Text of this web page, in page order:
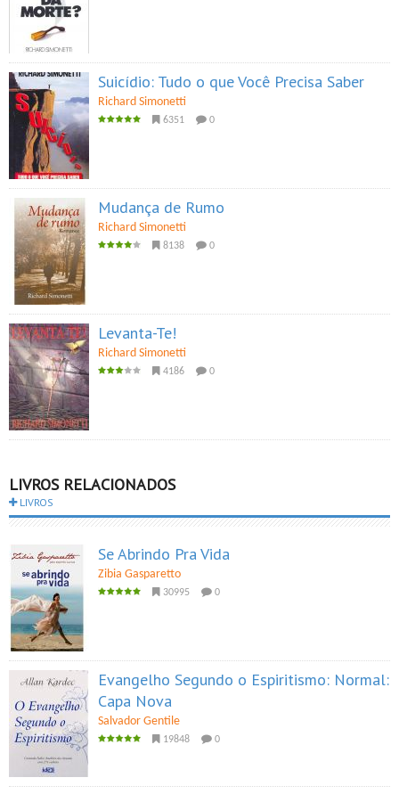
Suicídio: Tudo o que Você Precisa Saber
Richard Simonetti
6351 0
Mudança de Rumo
Richard Simonetti
8138 0
Levanta-Te!
Richard Simonetti
4186 0
LIVROS RELACIONADOS
LIVROS
Se Abrindo Pra Vida
Zibia Gasparetto
30995 0
Evangelho Segundo o Espiritismo: Normal:
Capa Nova
Salvador Gentile
19848 0